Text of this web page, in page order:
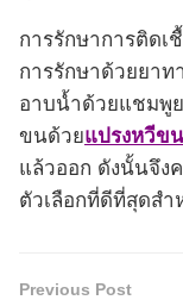
การรักษาการติด
การรักษาด้วยยาท
อาบน้ำด้วยแชมพู
ขนด้วยแปรงหวีขน
แล้วออก ดังนั้นจึง
ตัวเลือกที่ดีที่สุดส
Previous Post